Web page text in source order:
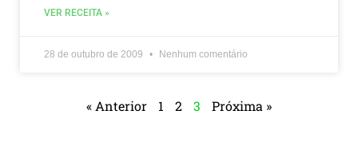
VER RECEITA »
28 de outubro de 2009 Nenhum comentário
« Anterior 1 2 3 Próxima »